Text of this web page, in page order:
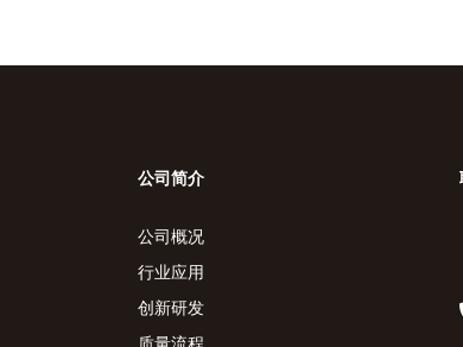
公司简介
公司概况
行业应用
创新研发